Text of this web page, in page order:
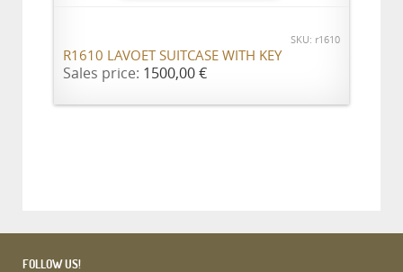
SKU: r1610
R1610 LAVOET SUITCASE WITH KEY
Sales price: 1500,00 €
FOLLOW US!